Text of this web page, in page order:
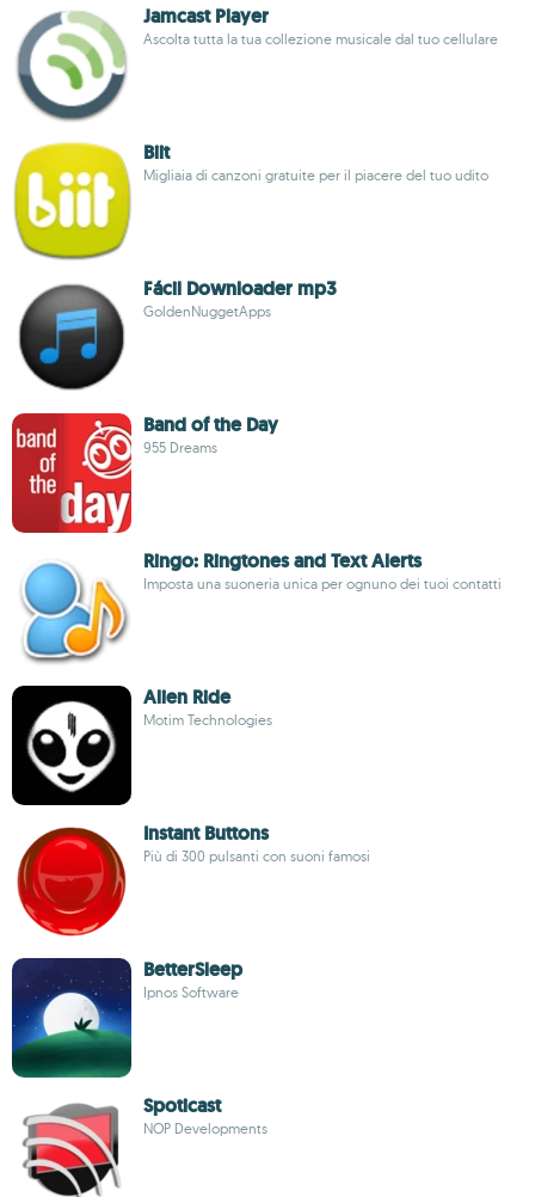
Jamcast Player
Ascolta tutta la tua collezione musicale dal tuo cellulare
Biit
Migliaia di canzoni gratuite per il piacere del tuo udito
Fácil Downloader mp3
GoldenNuggetApps
Band of the Day
955 Dreams
Ringo: Ringtones and Text Alerts
Imposta una suoneria unica per ognuno dei tuoi contatti
Alien Ride
Motim Technologies
Instant Buttons
Più di 300 pulsanti con suoni famosi
BetterSleep
Ipnos Software
Spoticast
NOP Developments